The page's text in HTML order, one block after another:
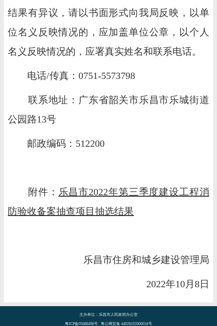
结果有异议，请以书面形式向我局反映，以单
位名义反映情况的，应加盖单位公章，以个人
名义反映情况的，应署真实姓名和联系电话。
电话/传真：0751-5573798
联系地址：广东省韶关市乐昌市乐城街道
公园路13号
邮政编码：512200
附件： 乐昌市2022年第三季度建设工程消
防验收备案抽查项目抽选结果
乐昌市住房和城乡建设管理局
2022年10月8日
主办单位：乐昌市人民政府办公室
粤ICP备05088496号 粤公网安备 44028102000034号